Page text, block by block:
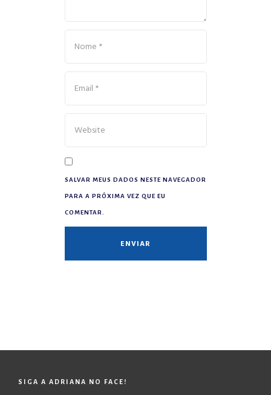
SALVAR MEUS DADOS NESTE NAVEGADOR
PARA A PRÓXIMA VEZ QUE EU
COMENTAR.
SIGA A ADRIANA NO FACE!